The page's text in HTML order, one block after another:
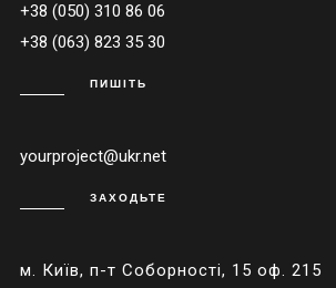
+38 (050) 310 86 06
+38 (063) 823 35 30
ПИШІТЬ
yourproject@ukr.net
ЗАХОДЬТЕ
м. Київ, п-т Соборності, 15 оф. 215